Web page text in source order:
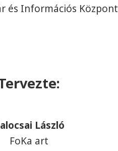
és Információs Központ
László
FoKa art